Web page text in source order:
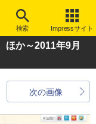
検索 Impressサイト
か～2011年9月
次の画像